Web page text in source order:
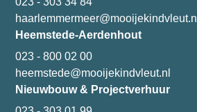
haarlemmermeer@mooijekindvleut.nl
Heemstede-Aerdenhout
023 - 800 02 00
heemstede@mooijekindvleut.nl
Nieuwbouw & Projectverhuur